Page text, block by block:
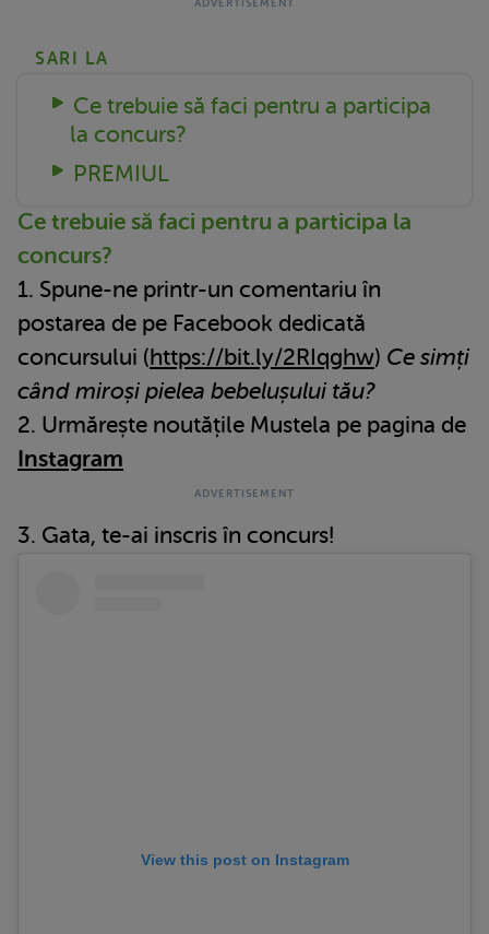
SARI LA
Ce trebuie să faci pentru a participa
la concurs?
PREMIUL
Ce trebuie să faci pentru a participa la
concurs?
1. Spune-ne printr-un comentariu în
postarea de pe Facebook dedicată
concursului (https://bit.ly/2RIqghw) Ce simți
când miroși pielea bebelușului tău?
2. Urmărește noutățile Mustela pe pagina de
Instagram
3. Gata, te-ai inscris în concurs!
View this post on Instagram